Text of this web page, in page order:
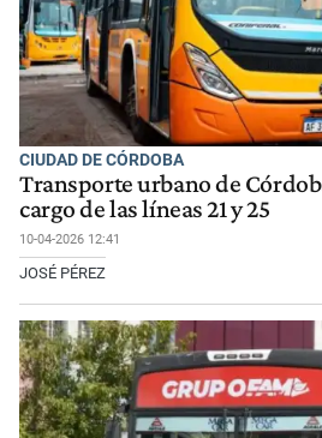
CIUDAD DE CÓRDOBA
Transporte urbano de
cargo de las líneas 21 y 25
10-04-2026 12:41
JOSÉ PÉREZ